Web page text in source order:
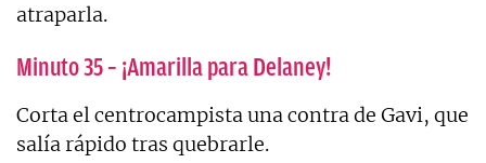
atraparla.
Minuto 35 – ¡Amarilla para Delaney!
Corta el centrocampista una contra de Gavi, que
salía rápido tras quebrarle.